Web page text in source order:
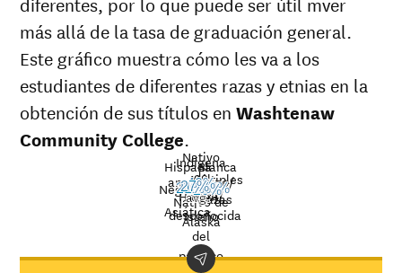
más allá de la tasa de graduación general.
Este gráfico muestra cómo les va a los
estudiantes de diferentes razas y etnias en la
obtención de sus títulos enWashtenaw
Community College.
Indígena
americano/
Nativo de
Alaska
Asiática
Negro
Hispana
Nativo
de
Hawaii/
Isleño
del
pacífico
Blanca
Múltiples
razas
Raza
desconocida
Nat’l
avg.
33%
34%
15%
26%
40%
30%
21%
27%
Demographic
category
Community